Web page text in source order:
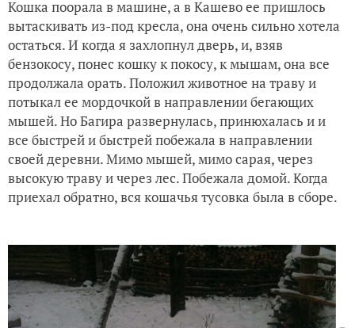
Кошка поорала в машине, а в Кашево ее пришлось
вытаскивать из-под кресла, она очень сильно хотела
остаться. И когда я захлопнул дверь, и, взяв
бензокосу, понес кошку к покосу, к мышам, она все
продолжала орать. Положил животное на траву и
потыкал ее мордочкой в направлении бегающих
мышей. Но Багира развернулась, принюхалась и и
все быстрей и быстрей побежала в направлении
своей деревни. Мимо мышей, мимо сарая, через
высокую траву и через лес. Побежала домой. Когда
приехал обратно, вся кошачья тусовка была в сборе.